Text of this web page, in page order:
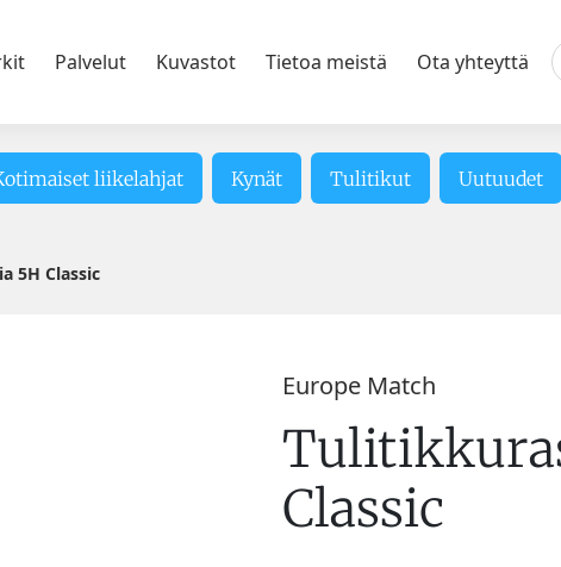
Palvelut Kuvastot Tietoa meistä
Ota yhteyttä
liikelahjat Kynät Tulitikut Uutuudet
5H Classic
Europe Match
Classic